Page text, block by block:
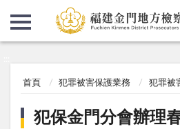
首頁 犯罪被害保護業務 犯罪被
犯保金門分會辦理